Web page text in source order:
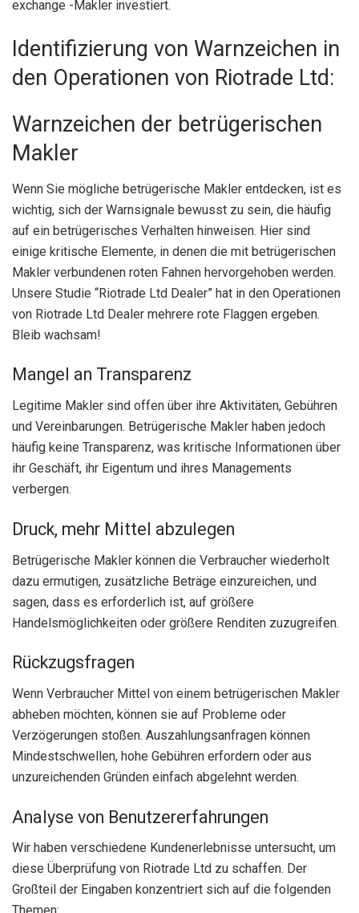
exchange -Makler investiert.
Identifizierung von Warnzeichen in
den Operationen von Riotrade Ltd:
Warnzeichen der betrügerischen
Makler
Wenn Sie mögliche betrügerische Makler entdecken, ist es
wichtig, sich der Warnsignale bewusst zu sein, die häufig
auf ein betrügerisches Verhalten hinweisen. Hier sind
einige kritische Elemente, in denen die mit betrügerischen
Makler verbundenen roten Fahnen hervorgehoben werden.
Unsere Studie “Riotrade Ltd Dealer” hat in den Operationen
von Riotrade Ltd Dealer mehrere rote Flaggen ergeben.
Bleib wachsam!
Mangel an Transparenz
Legitime Makler sind offen über ihre Aktivitäten, Gebühren
und Vereinbarungen. Betrügerische Makler haben jedoch
häufig keine Transparenz, was kritische Informationen über
ihr Geschäft, ihr Eigentum und ihres Managements
verbergen.
Druck, mehr Mittel abzulegen
Betrügerische Makler können die Verbraucher wiederholt
dazu ermutigen, zusätzliche Beträge einzureichen, und
sagen, dass es erforderlich ist, auf größere
Handelsmöglichkeiten oder größere Renditen zuzugreifen.
Rückzugsfragen
Wenn Verbraucher Mittel von einem betrügerischen Makler
abheben möchten, können sie auf Probleme oder
Verzögerungen stoßen. Auszahlungsanfragen können
Mindestschwellen, hohe Gebühren erfordern oder aus
unzureichenden Gründen einfach abgelehnt werden.
Analyse von Benutzererfahrungen
Wir haben verschiedene Kundenerlebnisse untersucht, um
diese Überprüfung von Riotrade Ltd zu schaffen. Der
Großteil der Eingaben konzentriert sich auf die folgenden